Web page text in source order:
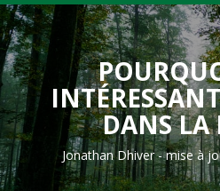
DANS LA
Jonathan Dhiver-mise à